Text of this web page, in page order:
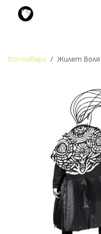
Всі товари Жилет Воля